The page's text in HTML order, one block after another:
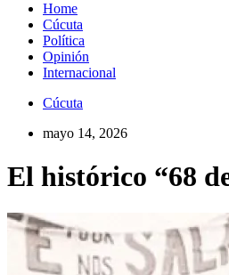
Home
Cúcuta
Política
Opinión
Internacional
Cúcuta
mayo 14, 2026
El histórico “68